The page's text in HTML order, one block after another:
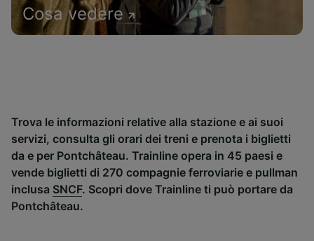
Cosa vedere
Trova le informazioni relative alla stazione e ai suoi
servizi, consulta gli orari dei treni e prenota i biglietti
da e per Pontchâteau. Trainline opera in 45 paesi e
vende biglietti di 270 compagnie ferroviarie e pullman
inclusa SNCF. Scopri dove Trainline ti può portare da
Pontchâteau.